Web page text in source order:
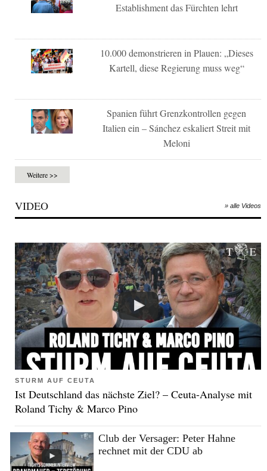
Establishment das Fürchten lehrt
10.000 demonstrieren in Plauen: „Dieses
Kartell, diese Regierung muss weg“
Spanien führt Grenzkontrollen gegen
Italien ein – Sánchez eskaliert Streit mit
Meloni
Weitere >>
VIDEO » alle Videos
STURM AUF CEUTA
Ist Deutschland das nächste Ziel? – Ceuta-Analyse mit
Roland Tichy & Marco Pino
Club der Versager: Peter Hahne
rechnet mit der CDU ab